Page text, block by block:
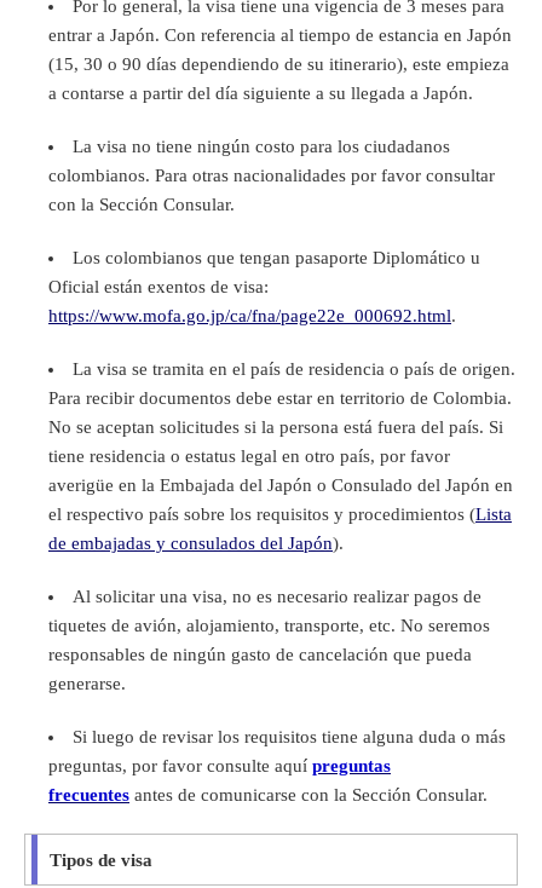
Por lo general, la visa tiene una vigencia de 3 meses para
entrar a Japón. Con referencia al tiempo de estancia en Japón
(15, 30 o 90 días dependiendo de su itinerario), este empieza
a contarse a partir del día siguiente a su llegada a Japón.
La visa no tiene ningún costo para los ciudadanos
colombianos. Para otras nacionalidades por favor consultar
con la Sección Consular.
Los colombianos que tengan pasaporte Diplomático u
Oficial están exentos de visa:
https://www.mofa.go.jp/ca/fna/page22e_000692.html.
La visa se tramita en el país de residencia o país de origen.
Para recibir documentos debe estar en territorio de Colombia.
No se aceptan solicitudes si la persona está fuera del país. Si
tiene residencia o estatus legal en otro país, por favor
averigüe en la Embajada del Japón o Consulado del Japón en
el respectivo país sobre los requisitos y procedimientos (Lista
de embajadas y consulados del Japón).
Al solicitar una visa, no es necesario realizar pagos de
tiquetes de avión, alojamiento, transporte, etc. No seremos
responsables de ningún gasto de cancelación que pueda
generarse.
Si luego de revisar los requisitos tiene alguna duda o más
preguntas, por favor consulte aquí preguntas
frecuentes antes de comunicarse con la Sección Consular.
Tipos de visa